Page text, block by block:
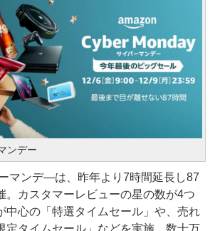
ンデー
マンデ―は、昨年より7時間延長し87
。カスタマーレビューの星の数が4つ
中心の「特選タイムセール」や、売れ